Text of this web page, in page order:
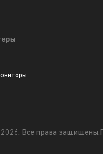
Все права защищены.